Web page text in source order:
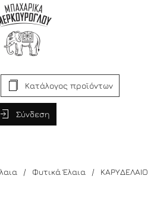
Κατάλογος προϊόντων
Σύνδεση
Φυτικά Έλαια
ΚΑΡΥΔΕΛΑΙΟ